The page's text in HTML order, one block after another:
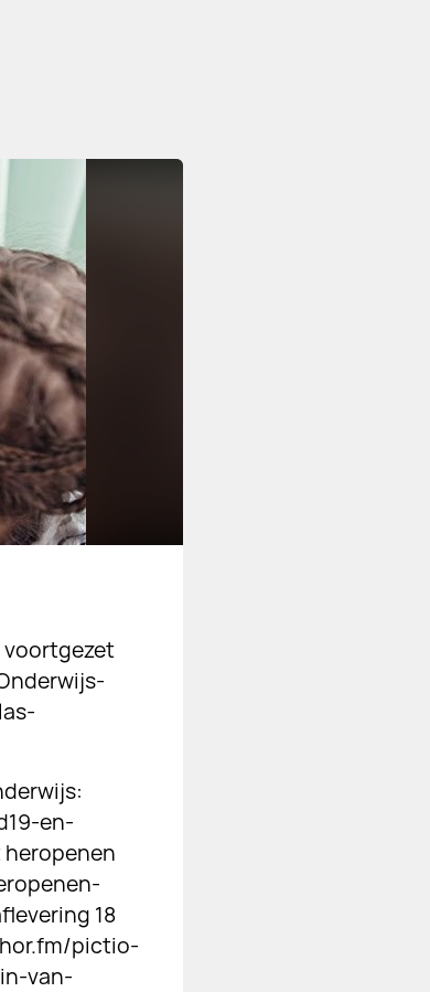
voortgezet
en-
18
pictio-
van-